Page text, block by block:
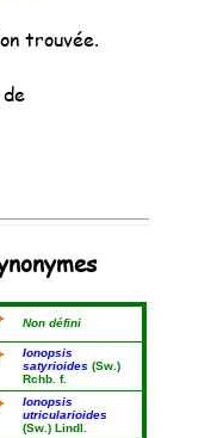
trouvée.
de
Non défini
Ionopsis
satyrioides (Sw.)
Rchb. f.
Ionopsis
utricularioides
(Sw.) Lindl.